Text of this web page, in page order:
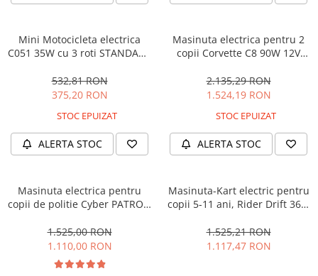
Mini Motocicleta electrica
C051 35W cu 3 roti STANDARD
532,81 RON
375,20 RON
STOC EPUIZAT
ALERTA STOC
Masinuta electrica pentru 2
copii Corvette C8 90W 12V
2.135,29 RON
1.524,19 RON
STOC EPUIZAT
ALERTA STOC
Masinuta electrica pentru
copii de politie Cyber PATROL,
90W, 12V, Black & White
1.525,00 RON
1.110,00 RON
Masinuta-Kart electric pentru
copii 5-11 ani, Rider Drift 360,
1.525,21 RON
1.117,47 RON